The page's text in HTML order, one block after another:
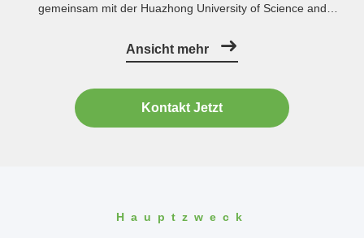
gemeinsam mit der Huazhong University of Science and
Laboratorien gegründet.Es gehört zu den wenigen inländischen
Herstellern mit unabhängiger ...
Ansicht mehr
Kontakt Jetzt
Hauptzweck